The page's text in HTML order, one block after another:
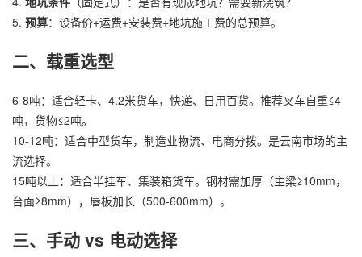
5. 预算：设备价+运费+安装费+地坑施工费的总预算。
二、载重选型
6-8吨：适合轻卡、4.2米货车，快递、日用百货。推荐叉车自重≤4
吨，货物≤2吨。
10-12吨：适合中型货车，制造业物流、电商分拨。是云南市场的主
流选择。
15吨以上：适合半挂车、集装箱货车。钢材需加厚（主梁≥10mm，
台面≥8mm），唇板加长（500-600mm）。
三、手动 vs 电动选择